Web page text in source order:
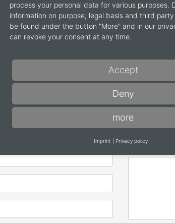
question, utiliser le formulaire contact suivant
Demande
Decenta
Accenta
Message
process your personal data for various purposes.
information on purpose, legal basis and third
be found under the button "More" and in our
can revoke your consent at any time.
Accept
Deny
more
Imprint Privacy policy